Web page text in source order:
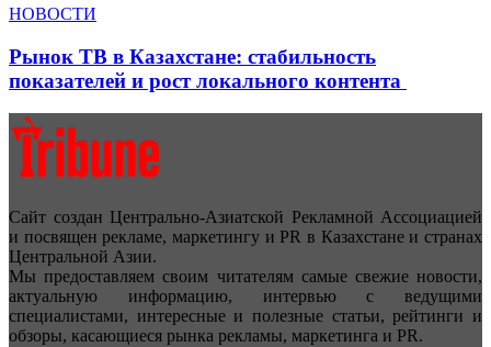
НОВОСТИ
Рынок ТВ в Казахстане: стабильность
показателей и рост локального контента
Сайт создан Центрально-Азиатской Рекламной Ассоциацией
и посвящен рекламе, маркетингу и PR в Казахстане и странах
Центральной Азии.
Мы предоставляем своим читателям самые свежие новости,
актуальную информацию, интервью с ведущими
специалистами, интересные и полезные статьи, рейтинги и
обзоры, касающиеся рынка рекламы, маркетинга и PR.